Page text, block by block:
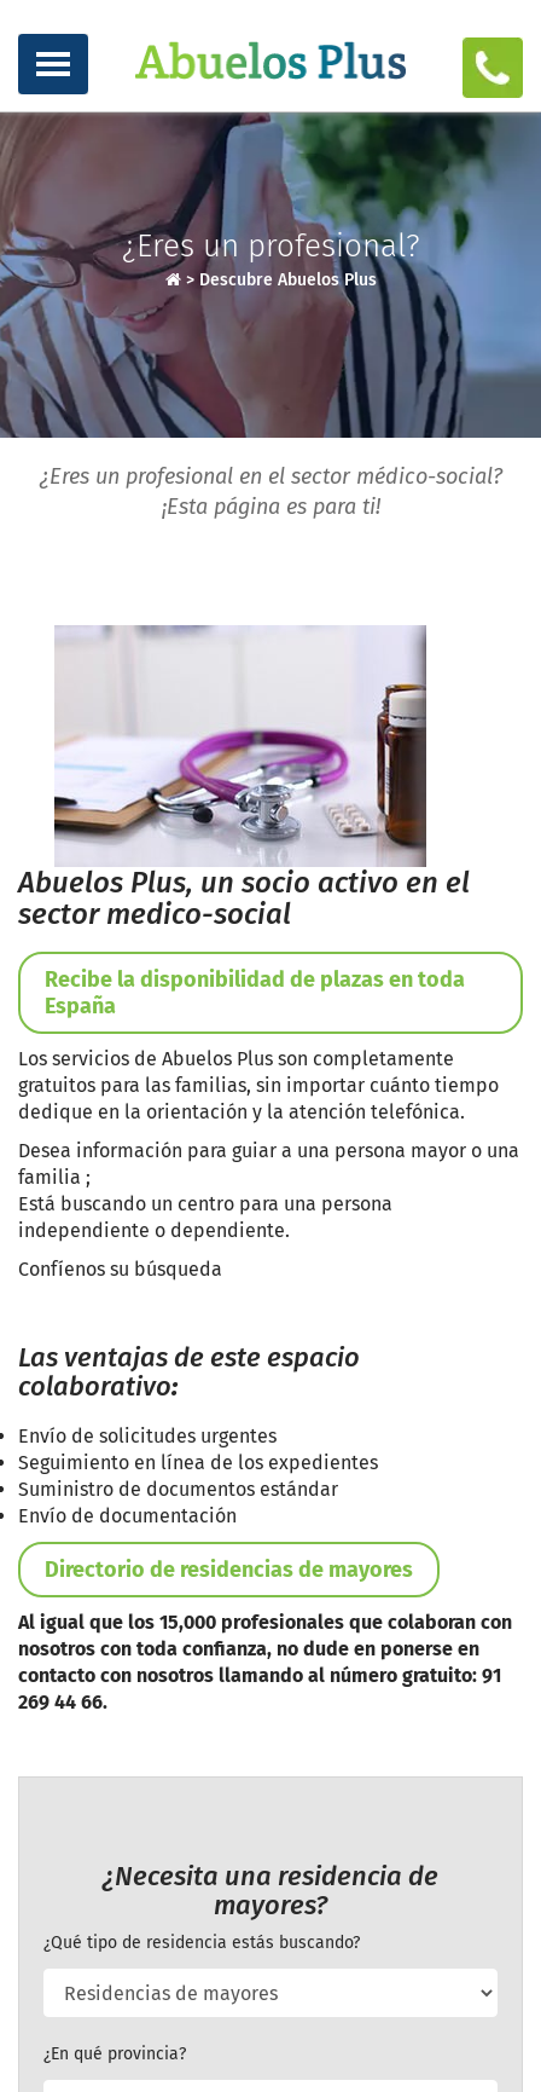
¿Eres un profesional?
> Descubre Abuelos Plus
¿Eres un profesional en el sector médico-social?
¡Esta página es para ti!
Abuelos Plus, un socio activo en el
sector medico-social
Recibe la disponibilidad de plazas en toda
España
Los servicios de Abuelos Plus son completamente
gratuitos para las familias, sin importar cuánto tiempo
dedique en la orientación y la atención telefónica.
Desea información para guiar a una persona mayor o una
familia ;
Está buscando un centro para una persona
independiente o dependiente.
Confíenos su búsqueda
Las ventajas de este espacio
colaborativo:
Envío de solicitudes urgentes
Seguimiento en línea de los expedientes
Suministro de documentos estándar
Envío de documentación
Directorio de residencias de mayores
Al igual que los 15,000 profesionales que colaboran con
nosotros con toda confianza, no dude en ponerse en
contacto con nosotros llamando al número gratuito: 91
269 44 66.
¿Necesita una residencia de
mayores?
¿Qué tipo de residencia estás buscando?
¿En qué provincia?